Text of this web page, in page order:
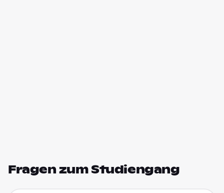
Fragen zum Studiengang